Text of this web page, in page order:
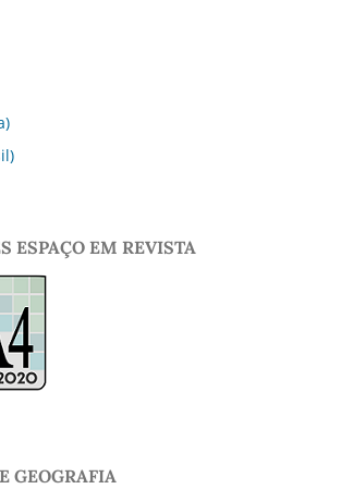
ESPAÇO EM REVISTA
GEOGRAFIA